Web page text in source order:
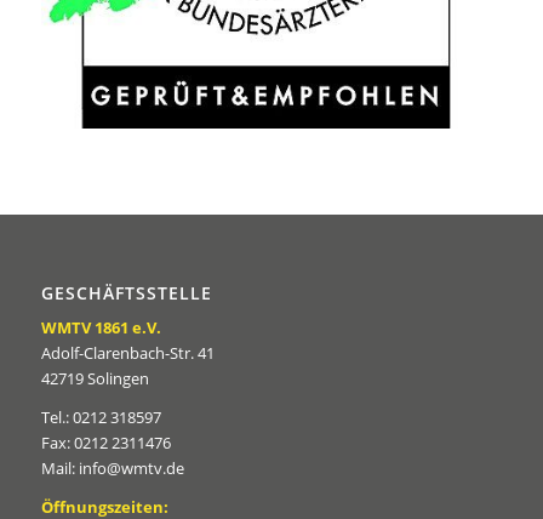
GESCHÄFTSSTELLE
WMTV 1861 e.V.
Adolf-Clarenbach-Str. 41
42719 Solingen
Tel.: 0212 318597
Fax: 0212 2311476
Mail: info@wmtv.de
Öffnungszeiten: